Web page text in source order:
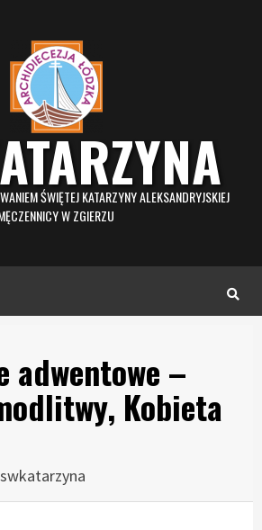
ŚWIĘTEJ KATARZYNY ALEKSANDRYJSKIEJ
W ZGIERZU
adwentowe –
Kobieta
swkatarzyna